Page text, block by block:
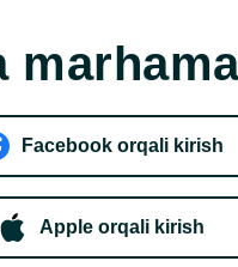
Facebook orqali kirish​
Apple orqali kirish